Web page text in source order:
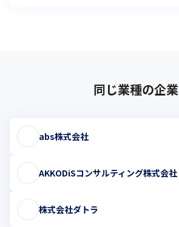
同じ業種の企業
abs株式会社
AKKODiSコンサルティング株式会社
株式会社ダトラ